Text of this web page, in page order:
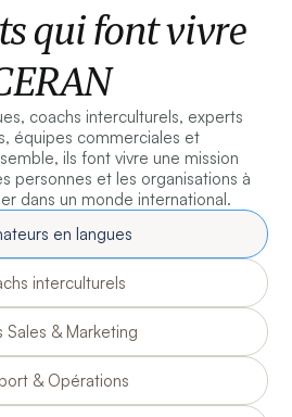
qui font vivre
coachs interculturels, experts
équipes commerciales et
ils font vivre une mission
personnes et les organisations à
dans un monde international.
en langues
interculturels
Sales & Marketing
& Opérations